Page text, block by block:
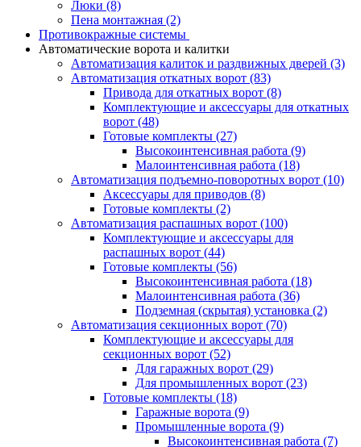
Люки (8)
Пена монтажная (2)
Противокражные системы
Автоматические ворота и калитки
Автоматизация калиток и раздвижных дверей (3)
Автоматизация откатных ворот (83)
Привода для откатных ворот (8)
Комплектующие и аксессуары для откатных
ворот (48)
Готовые комплекты (27)
Высокоинтенсивная работа (9)
Малоинтенсивная работа (18)
Автоматизация подъемно-поворотных ворот (10)
Аксессуары для приводов (8)
Готовые комплекты (2)
Автоматизация распашных ворот (100)
Комплектующие и аксессуары для
распашных ворот (44)
Готовые комплекты (56)
Высокоинтенсивная работа (18)
Малоинтенсивная работа (36)
Подземная (скрытая) установка (2)
Автоматизация секционных ворот (70)
Комплектующие и аксессуары для
секционных ворот (52)
Для гаражных ворот (29)
Для промышленных ворот (23)
Готовые комплекты (18)
Гаражные ворота (9)
Промышленные ворота (9)
Высокоинтенсивная работа (7)